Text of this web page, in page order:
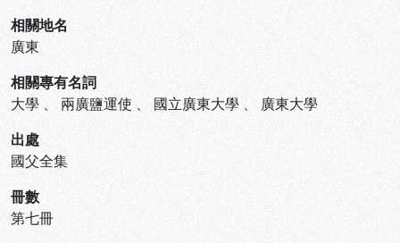
相關地名
廣東
相關專有名詞
大學 、 兩廣鹽運使 、 國立廣東大學 、 廣東大學
出處
國父全集
冊數
第七冊